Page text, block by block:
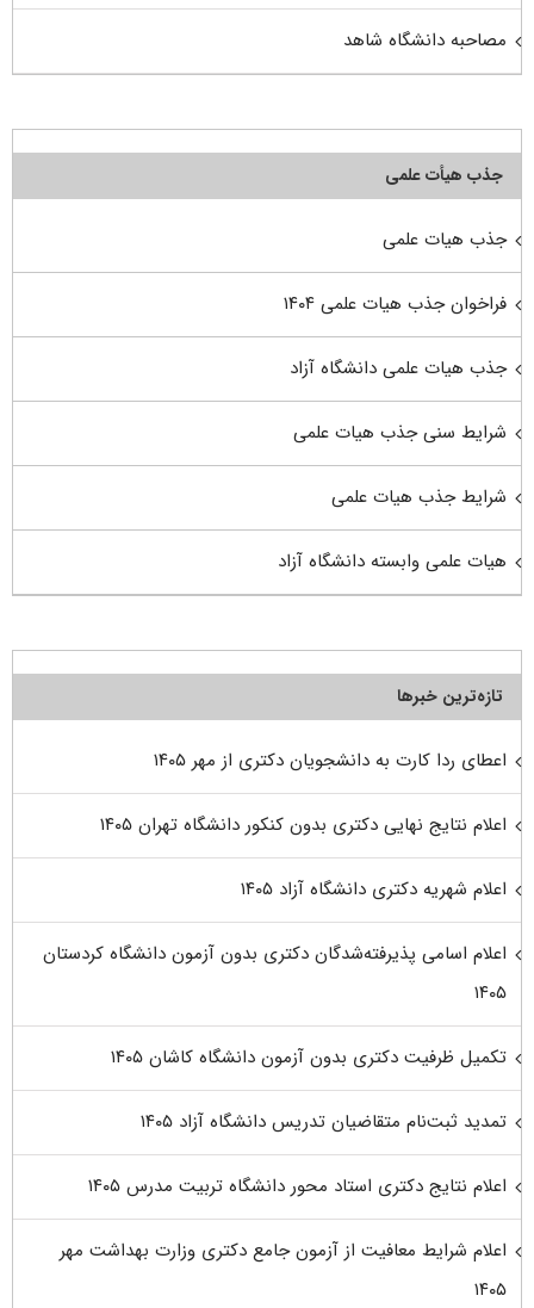
مصاحبه دانشگاه شاهد
جذب هیأت علمی
جذب هیات علمی
فراخوان جذب هیات علمی ۱۴۰۴
جذب هیات علمی دانشگاه آزاد
شرایط سنی جذب هیات علمی
شرایط جذب هیات علمی
هیات علمی وابسته دانشگاه آزاد
تازه‌ترین خبرها
اعطای ردا کارت به دانشجویان دکتری از مهر ۱۴۰۵
اعلام نتایج نهایی دکتری بدون کنکور دانشگاه تهران ۱۴۰۵
اعلام شهریه دکتری دانشگاه آزاد ۱۴۰۵
اعلام اسامی پذیرفته‌شدگان دکتری بدون آزمون دانشگاه کردستان
۱۴۰۵
تکمیل ظرفیت دکتری بدون آزمون دانشگاه کاشان ۱۴۰۵
تمدید ثبت‌نام متقاضیان تدریس دانشگاه آزاد ۱۴۰۵
اعلام نتایج دکتری استاد محور دانشگاه تربیت مدرس ۱۴۰۵
اعلام شرایط معافیت از آزمون جامع دکتری وزارت بهداشت مهر
۱۴۰۵